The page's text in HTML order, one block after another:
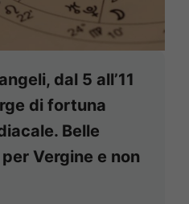
dal 5 all’11
di fortuna
Belle
Vergine e non